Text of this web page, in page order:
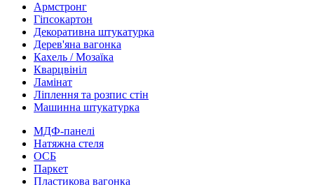
Армстронг
Гіпсокартон
Декоративна штукатурка
Дерев'яна вагонка
Кахель / Мозаїка
Кварцвініл
Ламінат
Ліплення та розпис стін
Машинна штукатурка
МДФ-панелі
Натяжна стеля
ОСБ
Паркет
Пластикова вагонка